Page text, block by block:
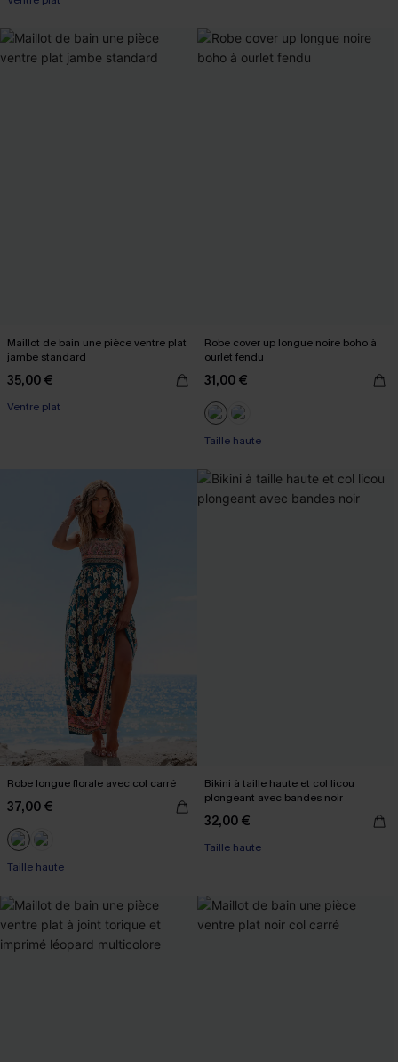
Maillot de bain une pièce ventre plat
jambe standard
35,00 €
Ventre plat
Robe cover up longue noire boho à
ourlet fendu
31,00 €
Taille haute
Robe longue florale avec col carré
37,00 €
Taille haute
Bikini à taille haute et col licou
plongeant avec bandes noir
32,00 €
Taille haute